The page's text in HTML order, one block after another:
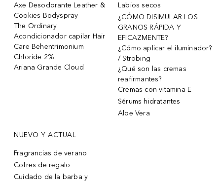
Axe Desodorante Leather &
Cookies Bodyspray
The Ordinary
Acondicionador capilar Hair
Care Behentrimonium
Chloride 2%
Ariana Grande Cloud
Labios secos
¿CÓMO DISIMULAR LOS
GRANOS RÁPIDA Y
EFICAZMENTE?
¿Cómo aplicar el iluminador?
/ Strobing
¿Qué son las cremas
reafirmantes?
Cremas con vitamina E
Sérums hidratantes
Aloe Vera
NUEVO Y ACTUAL
Fragrancias de verano
Cofres de regalo
Cuidado de la barba y